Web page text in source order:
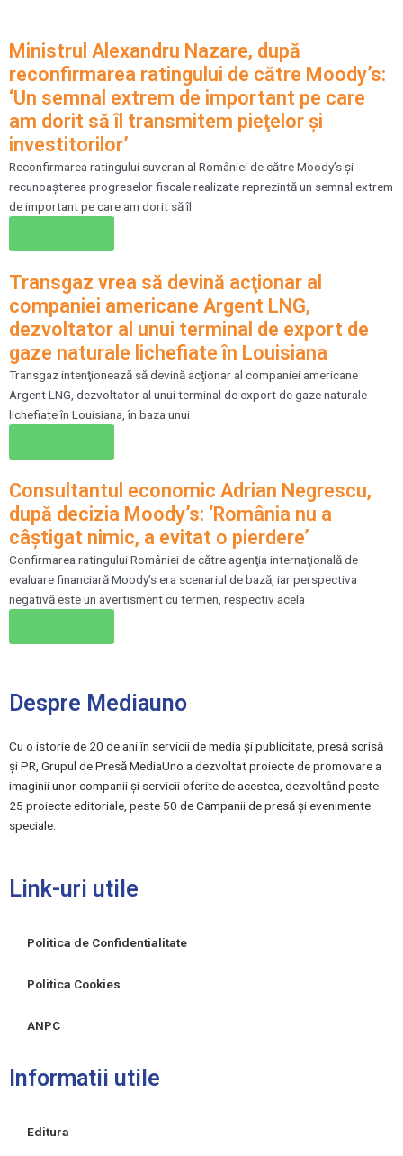
Ministrul Alexandru Nazare, după
reconfirmarea ratingului de către Moody’s:
‘Un semnal extrem de important pe care
am dorit să îl transmitem pieţelor şi
investitorilor’
Reconfirmarea ratingului suveran al României de către Moody’s şi
recunoaşterea progreselor fiscale realizate reprezintă un semnal extrem
de important pe care am dorit să îl
Transgaz vrea să devină acţionar al
companiei americane Argent LNG,
dezvoltator al unui terminal de export de
gaze naturale lichefiate în Louisiana
Transgaz intenţionează să devină acţionar al companiei americane
Argent LNG, dezvoltator al unui terminal de export de gaze naturale
lichefiate în Louisiana, în baza unui
Consultantul economic Adrian Negrescu,
după decizia Moody’s: ‘România nu a
câştigat nimic, a evitat o pierdere’
Confirmarea ratingului României de către agenţia internaţională de
evaluare financiară Moody’s era scenariul de bază, iar perspectiva
negativă este un avertisment cu termen, respectiv acela
Despre Mediauno
Cu o istorie de 20 de ani în servicii de media și publicitate, presă scrisă
și PR, Grupul de Presă MediaUno a dezvoltat proiecte de promovare a
imaginii unor companii și servicii oferite de acestea, dezvoltând peste
25 proiecte editoriale, peste 50 de Campanii de presă și evenimente
speciale.
Link-uri utile
Politica de Confidentialitate
Politica Cookies
ANPC
Informatii utile
Editura